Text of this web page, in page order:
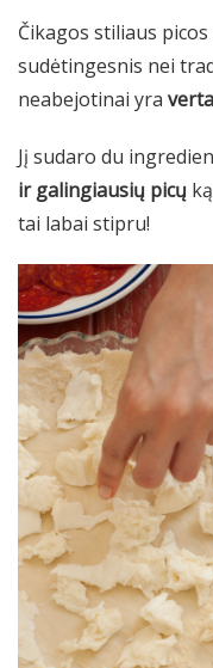
Čikagos stiliaus
sudėtingesnis nei
neabejotinai yra verta
Jį sudaro du
ir galingiausių picų
tai labai stipru!